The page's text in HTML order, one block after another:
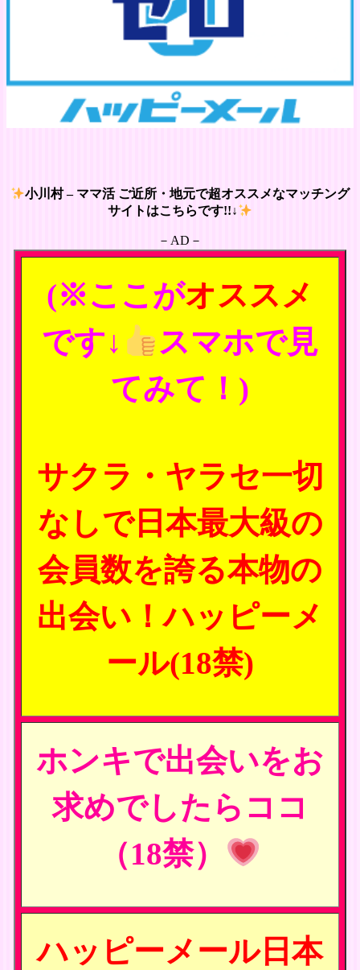
小川村 – ママ活 ご近所・地元で超オススメなマッチング
サイトはこちらです!!↓
－AD－
(※ここがオススメ
です↓
スマホで見
てみて！)
サクラ・ヤラセ一切
なしで日本最大級の
会員数を誇る本物の
出会い！ハッピーメ
ール(18禁)
ホンキで出会いをお
求めでしたらココ
（18禁）
ハッピーメール日本